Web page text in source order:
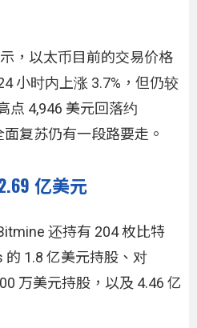
，以太币目前的交易价格
小时内上涨 3.7%，但仍较
点 4,946 美元回落约
复苏仍有一段路要走。
亿美元
还持有 204 枚比特
1.8 亿美元持股、对
万美元持股，以及 4.46 亿